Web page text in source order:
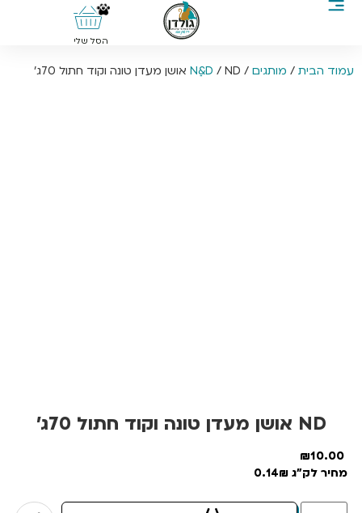
0
הסל שלי
עמוד הבית / מותגים / Nַ&D / ND אושן מעדן טונה וקוד חתול 70ג’
ND אושן מעדן טונה וקוד חתול 70ג’
10.00
₪
מחיר לק"ג 0.14₪